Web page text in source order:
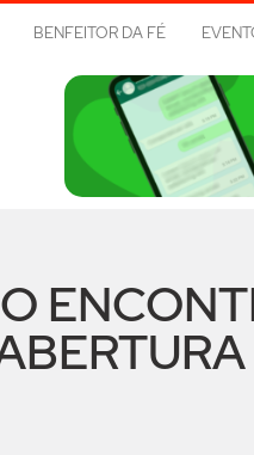
BENFEITOR DA FÉ